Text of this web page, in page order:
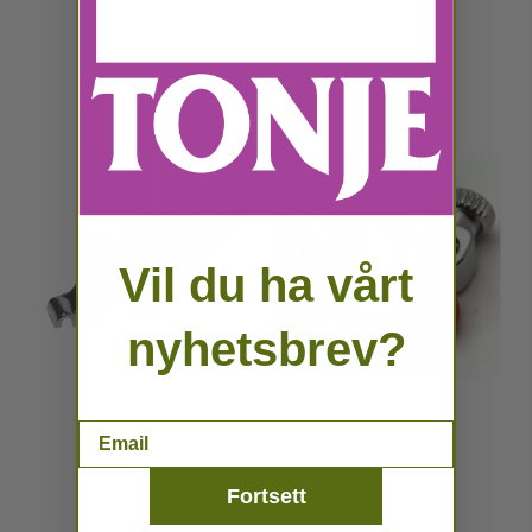
Vil du ha vårt
nyhetsbrev?
Fortsett